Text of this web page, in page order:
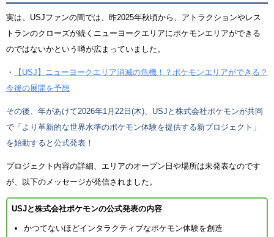
実は、USJファンの間では、昨2025年秋頃から、アトラクションやレス
トランのクローズが続くニューヨークエリアにポケモンエリアができる
のではないかという噂が広まっていました。
・
【USJ】ニューヨークエリア消滅の危機！？ポケモンエリアができる？
今後の展開を予想
その後、年があけて2026年1月22日(木)、USJと株式会社ポケモンが共同
で「より革新的な世界水準のポケモン体験を提供する新プロジェクト」
を始動すると公式発表！
プロジェクト内容の詳細、エリアのオープン日や場所は未発表なのです
が、以下のメッセージが発信されました。
USJと株式会社ポケモンの公式発表の内容
かつてないほどインタラクティブなポケモン体験を創造